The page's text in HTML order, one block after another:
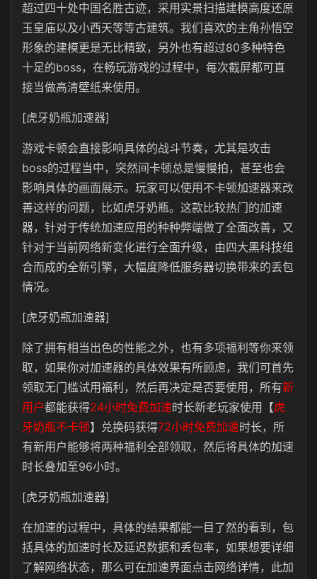
超过四十处中国名胜古迹，采用实景扫描建模高度还原
玉皇庙以及小西天等等古建筑。我们喜欢的主角孙悟空
形象的建模更是无比精致，另外也有超过80多种特色
十足的boss，在畅玩游戏的过程中，每次截屏都可直
接当做高清壁纸来使用。
[虎牙奶瓶加速器]
游戏卡顿会直接影响具体的战斗节奏，尤其是攻击
boss的过程当中，突然间卡顿总是慢慢拍，甚至也会
影响具体的画面展示。玩家可以使用不卡顿加速器来改
善这样的问题，比如虎牙奶瓶。这款比较热门的加速
器，针对于传统加速应用的种种弊端做了全面改善，又
针对于当前网络新变化进行全面升级，由四大黑科技组
合而成的全新引擎，大幅度降低服务器切换带来的丢包
情况。
[虎牙奶瓶加速器]
除了拥有相当出色的性能之外，也有多项福利等你来领
取，如果你对加速器的具体效果有所顾虑，我们可首先
领取无门槛试用福利，然后再决定是否要使用，所有新
用户都能获得24小时免费加速时长新老玩家使用【虎
牙奶瓶不卡顿】兑换码获得72小时免费加速时长，所
有新用户能够将两种福利全部领取，然后将具体的加速
时长叠加至96小时。
[虎牙奶瓶加速器]
在加速的过程中，具体的结果都能一目了然的看到，包
括具体的加速时长及延迟数据和丢包率，如果想要详细
了解网络状态，那么可在加速界面点击网络详情，此加